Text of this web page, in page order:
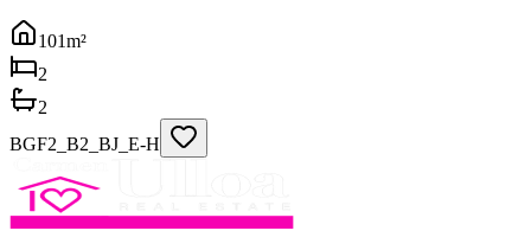
101m²
2
2
BGF2_B2_BJ_E-H